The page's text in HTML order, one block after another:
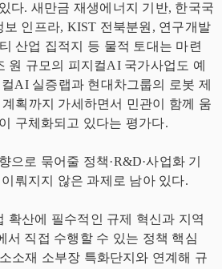
다. 새만금 재생에너지 기반, 한국국
인프라, KIST 전북분원, 연구개발
산업 집적지 등 물적 토대는 마련
원 규모의 피지컬AI 국가사업도 예
AI 실증랩과 현대차그룹의 로봇 제
획까지 가세하면서 민관이 함께 움
구체화되고 있다는 평가다.
으로 묶어줄 정책·R&D·사업화 기
뤄지지 않은 과제로 남아 있다.
확산에 필수적인 규제 혁신과 지역
서 직접 수행할 수 있는 정책 핵심
소재 소부장 특화단지와 연계해 규